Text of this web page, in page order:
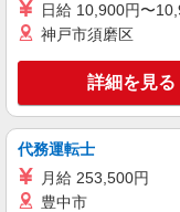
日給 10,900円〜
神戸市須磨区
詳細を見る
代務運転士
月給 253,500円
豊中市